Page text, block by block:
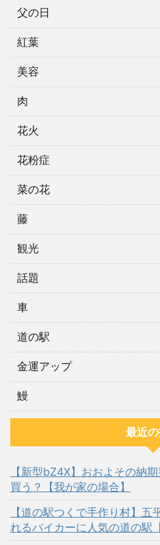
父の日
紅葉
美容
肉
花火
花粉症
菜の花
藤
観光
話題
車
道の駅
金運アップ
鰻
最近
【新型bZ4X】おおよその納
買う？【我が家の場合】
【道の駅つくで手作り村】
れるバイカーに人気の道の駅